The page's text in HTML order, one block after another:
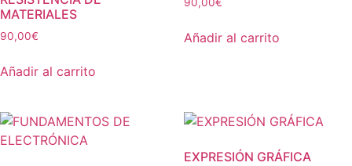
MATERIALES
90,00€
Añadir al carrito
Añadir al carrito
EXPRESIÓN GRÁFICA